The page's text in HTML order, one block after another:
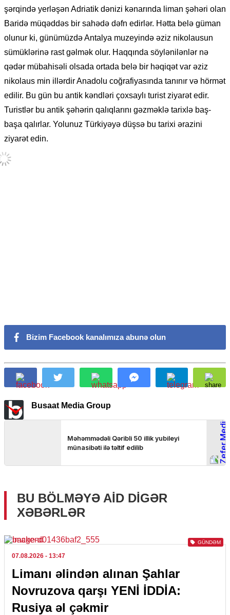
şərqində yerləşən Adriatik dənizi kənarında liman şəhəri olan
Baridə müqəddəs bir sahədə dəfn edirlər. Hətta belə güman
olunur ki, günümüzdə Antalya muzeyində əziz nikolausun
sümüklərinə rast gəlmək olur. Haqqında söylənilənlər nə
qədər mübahisəli olsada ortada belə bir həqiqət var əziz
nikolaus min illərdir Anadolu coğrafiyasında tanınır və hörmət
edilir. Bu gün bu antik kəndləri çoxsaylı turist ziyarət edir.
Turistlər bu antik şəhərin qalıqlarını gəzməklə tarixlə baş-
başa qalırlar. Yolunuz Türkiyəyə düşsə bu tarixi ərazini
ziyarət edin.
Bizim Facebook kanalımıza abunə olun
Busaat Media Group
BU BÖLMƏYƏ AID DIGƏR
XƏBƏRLƏR
GÜNDƏM
07.08.2026 - 13:47
Limanı əlindən alınan Şahlar
Novruzova qarşı YENİ İDDİA:
Rusiya əl çəkmir